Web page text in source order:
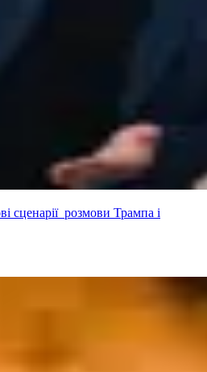
сценарії розмови Трампа і